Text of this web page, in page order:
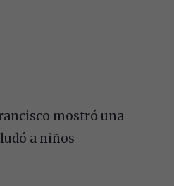
mostró una
a niños